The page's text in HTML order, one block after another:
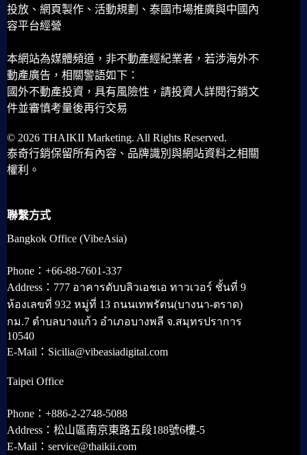
投放、網頁製作、活動規劃、泰國市場推廣與中國內
容平台經營
本網站為媒體頻道，非不動產經紀業者，若涉海外不
動產廣告，相關警語如下：
國外不動產投資，具有風險性，請投資人詳閱行銷文
件並審慎考量後再行交易
© 2026 THAIKII Marketing. All Rights Reserved.
泰奇行銷保留所有內容、品牌識別與網站資料之相關
權利。
聯繫方式
Bangkok Office (VibeAsia)
Phone：+66-88-7601-337
Address：777 อาคารดับบลิวเอชเอ ทาวเวอร์ ชั้นที่ 9
ห้องเลขที่ 932 หมู่ที่ 13 ถนนเทพรัตน(บางนา-ตราด)
กม.7 ตำบลบางแก้ว อำเภอบางพลี จ.สมุทรปราการ
10540
E-Mail：Sicilia@vibeasiadigital.com
Taipei Office
Phone：+886-2-2748-5088
Address：松山區南京東路五段188號6樓-5
E-Mail：service@thaikii.com